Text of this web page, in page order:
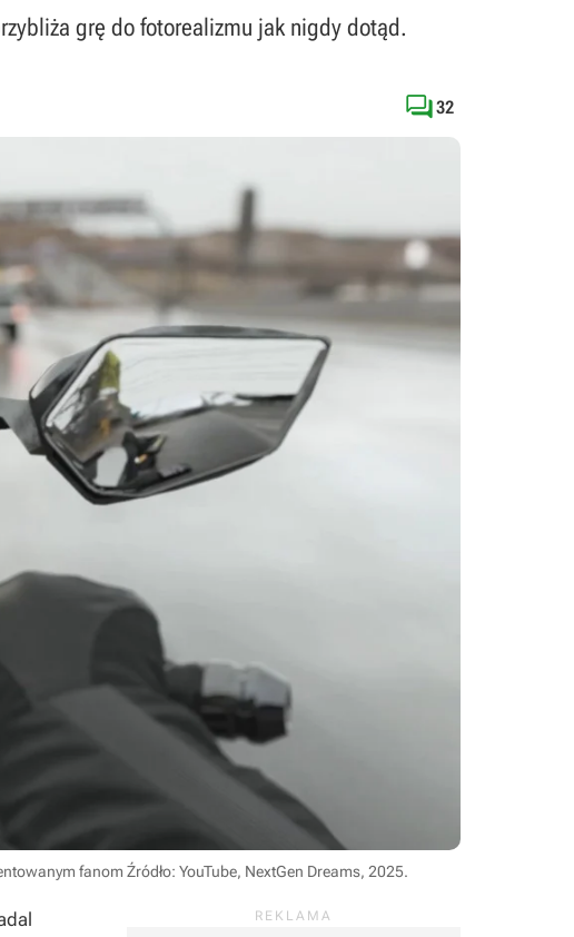
grę do fotorealizmu jak nigdy dotąd.
32
fanom Źródło: YouTube, NextGen Dreams, 2025.